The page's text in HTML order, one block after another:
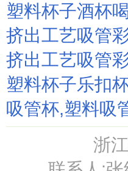
塑料杯子酒杯
挤出工艺吸管
挤出工艺吸管
塑料杯子乐扣
吸管杯,塑料吸
浙